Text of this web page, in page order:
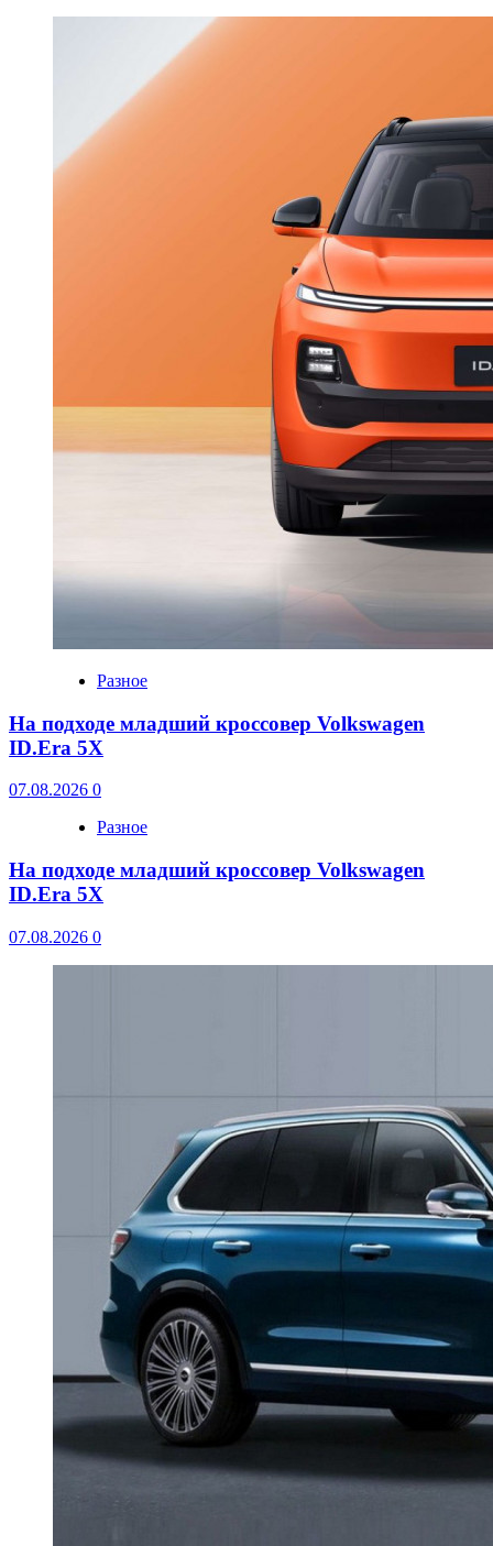
Разное
На подходе младший кроссовер Volkswagen
ID.Era 5X
07.08.2026 0
Разное
На подходе младший кроссовер Volkswagen
ID.Era 5X
07.08.2026 0